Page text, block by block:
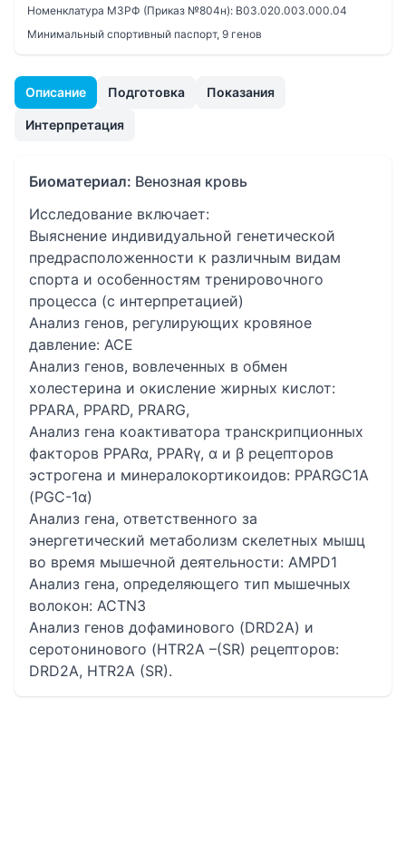
Описание Подготовка Показания
Интерпретация
Биоматериал: Венозная кровь
Исследование включает:
Выяснение индивидуальной генетической
предрасположенности к различным видам
спорта и особенностям тренировочного
процесса (с интерпретацией)
Анализ генов, регулирующих кровяное
давление: ACE
Анализ генов, вовлеченных в обмен
холестерина и окисление жирных кислот:
PPARA, PPARD, PRARG,
Анализ гена коактиватора транскрипционных
факторов PPARα, PPARγ, α и β рецепторов
эстрогена и минералокортикоидов: PPARGC1A
(PGC-1α)
Анализ гена, ответственного за
энергетический метаболизм скелетных мышц
во время мышечной деятельности: AMPD1
Анализ гена, определяющего тип мышечных
волокон: ACTN3
Анализ генов дофаминового (DRD2A) и
серотонинового (HTR2A –(SR) рецепторов:
DRD2A, HTR2A (SR).
Номенклатура МЗРФ (Приказ №804н): B03.020.003.000.04
Минимальный спортивный паспорт, 9 генов